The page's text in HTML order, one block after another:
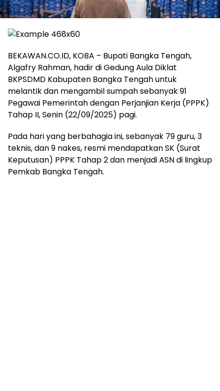
BEKAWAN.CO.ID, KOBA – Bupati Bangka Tengah,
Algafry Rahman, hadir di Gedung Aula Diklat
BKPSDMD Kabupaten Bangka Tengah untuk
melantik dan mengambil sumpah sebanyak 91
Pegawai Pemerintah dengan Perjanjian Kerja (PPPK)
Tahap II, Senin (22/09/2025) pagi.
‎Pada hari yang berbahagia ini, sebanyak 79 guru, 3
teknis, dan 9 nakes, resmi mendapatkan SK (Surat
Keputusan) PPPK Tahap 2 dan menjadi ASN di lingkup
Pemkab Bangka Tengah.